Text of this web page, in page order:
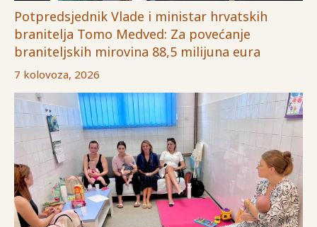
Potpredsjednik Vlade i ministar hrvatskih
branitelja Tomo Medved: Za povećanje
braniteljskih mirovina 88,5 milijuna eura
7 kolovoza, 2026